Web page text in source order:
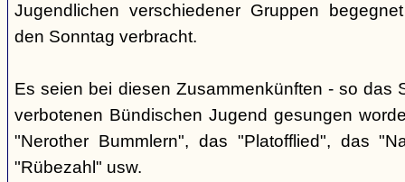
Jugendlichen verschiedener Gruppen
den Sonntag verbracht.
Es seien bei diesen Zusammenkünften - so das
verbotenen Bündischen Jugend gesungen
"Nerother Bummlern", das "Platofflied", das
"Rübezahl" usw.